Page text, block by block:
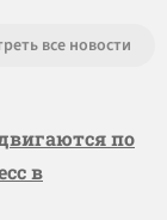
все новости
по
в